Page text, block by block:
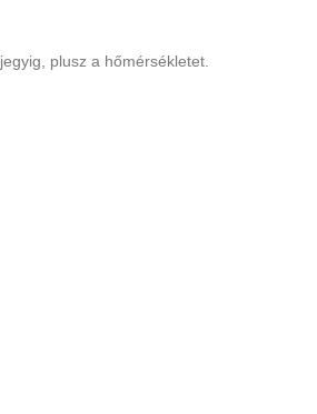
plusz a hőmérsékletet.